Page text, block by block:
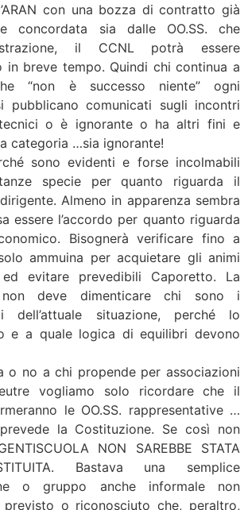
con una bozza di contratto già
concordata sia dalle OO.SS. che
il CCNL potrà essere
in breve tempo. Quindi chi continua a
“non è successo niente” ogni
pubblicano comunicati sugli incontri
o è ignorante o ha altri fini e
categoria …sia ignorante!
sono evidenti e forse incolmabili
specie per quanto riguarda il
Almeno in apparenza sembra
essere l’accordo per quanto riguarda
Bisognerà verificare fino a
ammuina per acquietare gli animi
ed evitare prevedibili Caporetto. La
non deve dimenticare chi sono i
dell’attuale situazione, perché lo
e a quale logica di equilibri devono
o no a chi propende per associazioni
vogliamo solo ricordare che il
le OO.SS. rappresentative …
la Costituzione. Se così non
NON SAREBBE STATA
Bastava una semplice
o gruppo anche informale non
previsto o riconosciuto che, peraltro,